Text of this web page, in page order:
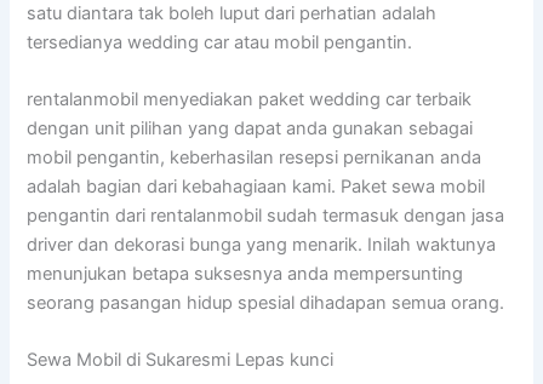
satu diantara tak boleh luput dari perhatian adalah
tersedianya wedding car atau mobil pengantin.
rentalanmobil menyediakan paket wedding car terbaik
dengan unit pilihan yang dapat anda gunakan sebagai
mobil pengantin, keberhasilan resepsi pernikanan anda
adalah bagian dari kebahagiaan kami. Paket sewa mobil
pengantin dari rentalanmobil sudah termasuk dengan jasa
driver dan dekorasi bunga yang menarik. Inilah waktunya
menunjukan betapa suksesnya anda mempersunting
seorang pasangan hidup spesial dihadapan semua orang.
Sewa Mobil di Sukaresmi Lepas kunci